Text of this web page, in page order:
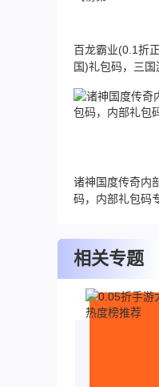
百龙霸业(0.1折
国)礼包码，三国
诸神国度传奇内
码，内部礼包码
相关专题